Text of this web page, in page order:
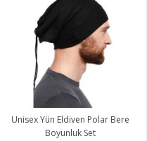
Unisex Yün Eldiven Polar Bere
Boyunluk Set